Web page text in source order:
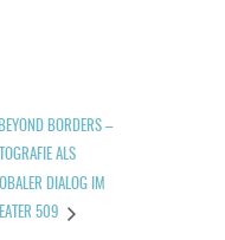
BEYOND BORDERS –
ALS
DIALOG IM
509